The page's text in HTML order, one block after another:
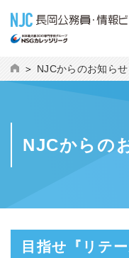
NJCからのお知らせ
NJCからの
目指せ『リテ